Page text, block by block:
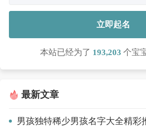
立即起名
本站已经为了 193,203 个宝
最新文章
男孩独特稀少男孩名字大全精彩